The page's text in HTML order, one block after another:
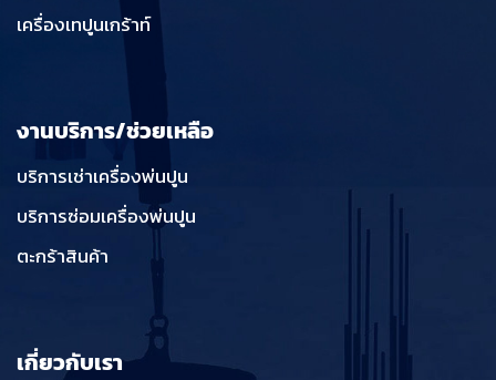
เครื่องเทปูนเกร้าท์
งานบริการ/ช่วยเหลือ
บริการเช่าเครื่องพ่นปูน
บริการซ่อมเครื่องพ่นปูน
ตะกร้าสินค้า
เกี่ยวกับเรา